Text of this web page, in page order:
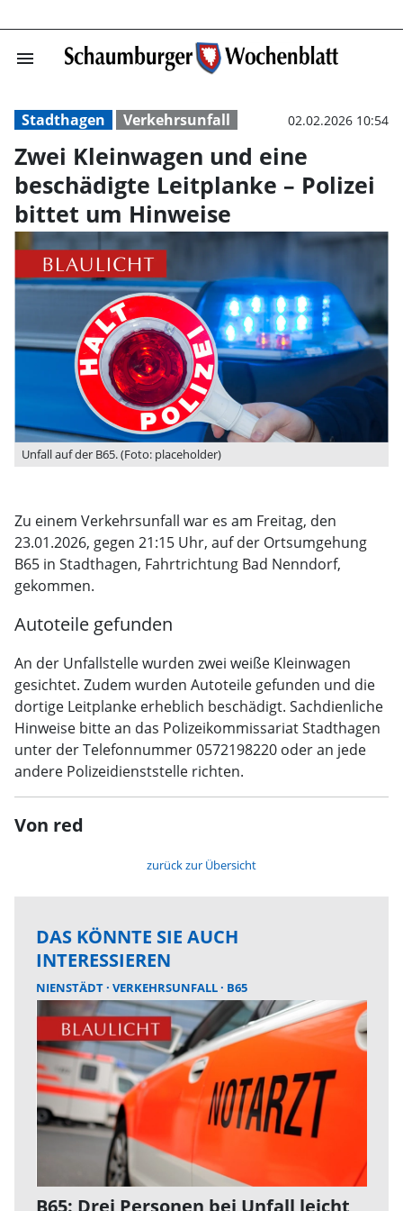
menu Zwei
Stadthagen Verkehrsunfall 02.02.2026 10:54
Zwei Kleinwagen und eine
beschädigte Leitplanke – Polizei
bittet um Hinweise
Unfall auf der B65. (Foto: placeholder)
Zu einem Verkehrsunfall war es am Freitag, den
23.01.2026, gegen 21:15 Uhr, auf der Ortsumgehung
B65 in Stadthagen, Fahrtrichtung Bad Nenndorf,
gekommen.
Autoteile gefunden
An der Unfallstelle wurden zwei weiße Kleinwagen
gesichtet. Zudem wurden Autoteile gefunden und die
dortige Leitplanke erheblich beschädigt. Sachdienliche
Hinweise bitte an das Polizeikommissariat Stadthagen
unter der Telefonnummer 0572198220 oder an jede
andere Polizeidienststelle richten.
Von red
zurück zur Übersicht
DAS KÖNNTE SIE AUCH
INTERESSIEREN
NIENSTÄDT VERKEHRSUNFALL B65
B65: Drei Personen bei Unfall leicht